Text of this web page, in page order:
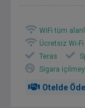
WiFi tüm
Ücretsiz Wi-
Teras
Sigara
Otelde